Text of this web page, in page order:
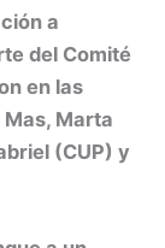
a
del Comité
en las
Marta
(CUP) y